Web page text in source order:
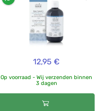
12,95 €
Op voorraad - Wij verzenden binnen
3 dagen